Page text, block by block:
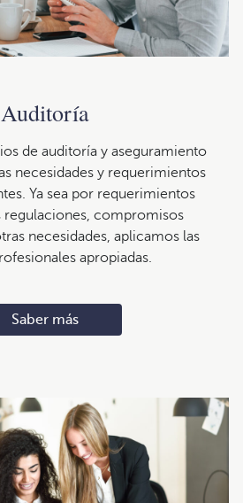
Auditoría
de auditoría y aseguramiento
necesidades y requerimientos
Ya sea por requerimientos
regulaciones, compromisos
necesidades, aplicamos las
apropiadas.
Saber más